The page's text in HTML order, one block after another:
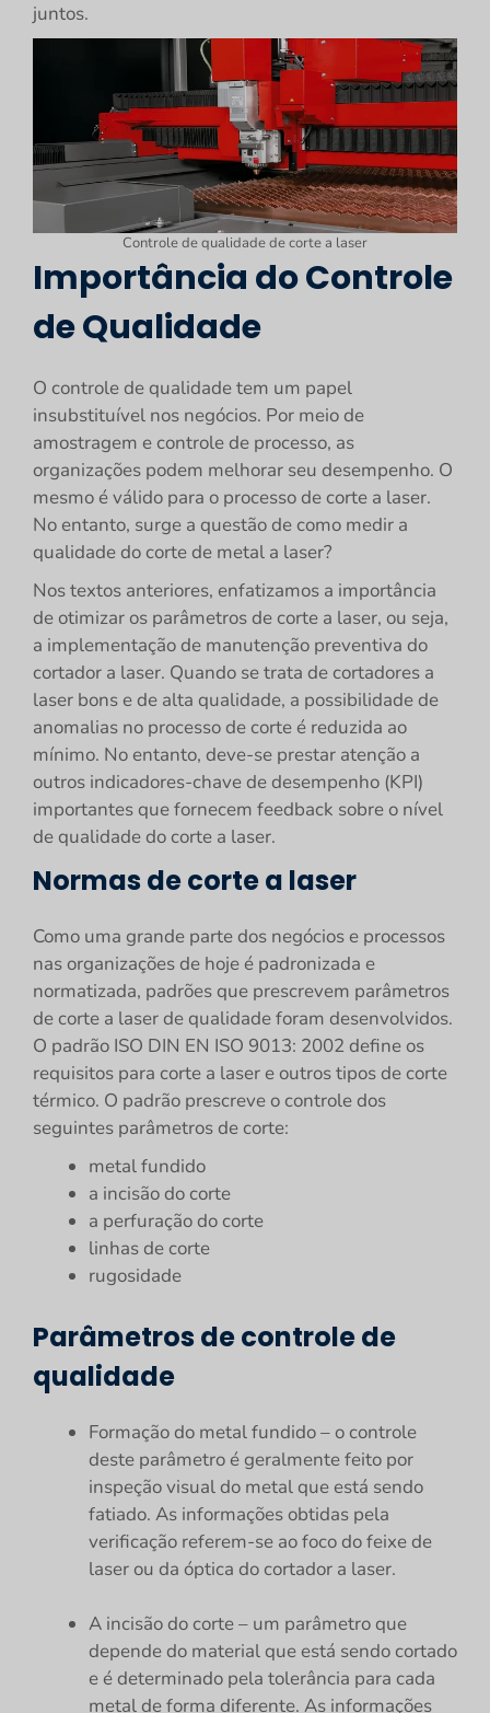
juntos.
Controle de qualidade de corte a laser
Importância do Controle
de Qualidade
O controle de qualidade tem um papel
insubstituível nos negócios. Por meio de
amostragem e controle de processo, as
organizações podem melhorar seu desempenho. O
mesmo é válido para o processo de corte a laser.
No entanto, surge a questão de como medir a
qualidade do corte de metal a laser?
Nos textos anteriores, enfatizamos a importância
de otimizar os parâmetros de corte a laser, ou seja,
a implementação de manutenção preventiva do
cortador a laser. Quando se trata de cortadores a
laser bons e de alta qualidade, a possibilidade de
anomalias no processo de corte é reduzida ao
mínimo. No entanto, deve-se prestar atenção a
outros indicadores-chave de desempenho (KPI)
importantes que fornecem feedback sobre o nível
de qualidade do corte a laser.
Normas de corte a laser
Como uma grande parte dos negócios e processos
nas organizações de hoje é padronizada e
normatizada, padrões que prescrevem parâmetros
de corte a laser de qualidade foram desenvolvidos.
O padrão ISO DIN EN ISO 9013: 2002 define os
requisitos para corte a laser e outros tipos de corte
térmico. O padrão prescreve o controle dos
seguintes parâmetros de corte:
metal fundido
a incisão do corte
a perfuração do corte
linhas de corte
rugosidade
Parâmetros de controle de
qualidade
Formação do metal fundido – o controle
deste parâmetro é geralmente feito por
inspeção visual do metal que está sendo
fatiado. As informações obtidas pela
verificação referem-se ao foco do feixe de
laser ou da óptica do cortador a laser.
A incisão do corte – um parâmetro que
depende do material que está sendo cortado
e é determinado pela tolerância para cada
metal de forma diferente. As informações